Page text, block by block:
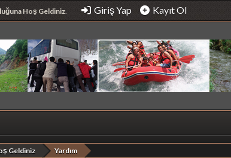
Hoş Geldiniz. Giriş Yap Kayıt Ol
Geldiniz Yardım